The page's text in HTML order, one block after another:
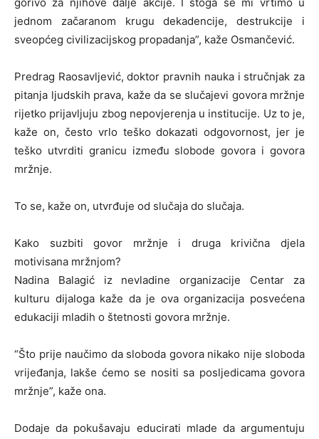
jednom začaranom krugu dekadencije, destrukcije i
sveopćeg civilizacijskog propadanja”, kaže Osmančević.
Predrag Raosavljević, doktor pravnih nauka i stručnjak za
pitanja ljudskih prava, kaže da se slučajevi govora mržnje
rijetko prijavljuju zbog nepovjerenja u institucije. Uz to je,
kaže on, često vrlo teško dokazati odgovornost, jer je
teško utvrditi granicu između slobode govora i govora
mržnje.
To se, kaže on, utvrđuje od slučaja do slučaja.
Kako suzbiti govor mržnje i druga krivična djela
motivisana mržnjom?
Nadina Balagić iz nevladine organizacije Centar za
kulturu dijaloga kaže da je ova organizacija posvećena
edukaciji mladih o štetnosti govora mržnje.
“Što prije naučimo da sloboda govora nikako nije sloboda
vrijeđanja, lakše ćemo se nositi sa posljedicama govora
mržnje”, kaže ona.
Dodaje da pokušavaju educirati mlade da argumentuju